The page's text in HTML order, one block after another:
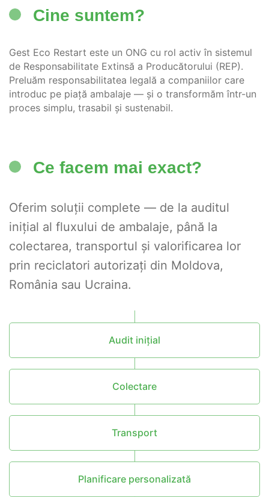
Cine suntem?
Gest Eco Restart este un ONG cu rol activ în sistemul
de Responsabilitate Extinsă a Producătorului (REP).
Preluăm responsabilitatea legală a companiilor care
introduc pe piață ambalaje — și o transformăm într-un
proces simplu, trasabil și sustenabil.
Ce facem mai exact?
Oferim soluții complete — de la auditul
inițial al fluxului de ambalaje, până la
colectarea, transportul și valorificarea lor
prin reciclatori autorizați din Moldova,
România sau Ucraina.
Audit inițial
Colectare
Transport
Planificare personalizată